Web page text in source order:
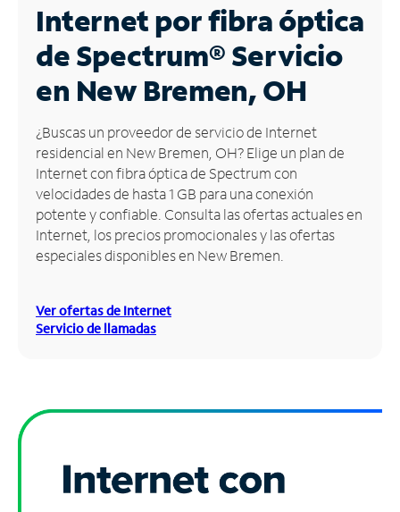
Business
Contáctanos
Inglés
Administrar
cuenta
Encuentra
una
tienda
Internet por fibra óptica
de Spectrum®Servicio
en New Bremen, OH
¿Buscas un proveedor de servicio de Internet
residencial en New Bremen, OH? Elige un plan de
Internet con fibra óptica de Spectrum con
velocidades de hasta 1 GB para una conexión
potente y confiable. Consulta las ofertas actuales en
Internet, los precios promocionales y las ofertas
especiales disponibles en New Bremen.
Ver ofertas de Internet
Servicio de llamadas